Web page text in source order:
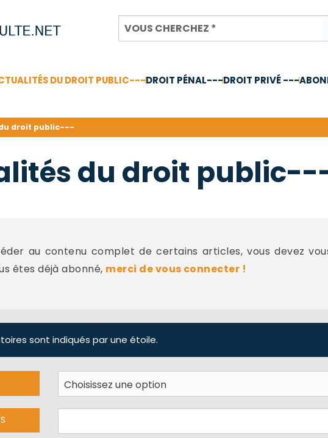
DU DROIT PUBLIC---DROIT PÉNAL---DROIT PRIVÉ ---
droit public---
du droit
au contenu complet de certains articles, vous devez
êtes déjà abonné, merci de vous connecter !
sont indiqués par une étoile.